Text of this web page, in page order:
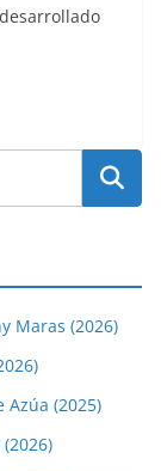
Maras (2026)
Azúa (2025)